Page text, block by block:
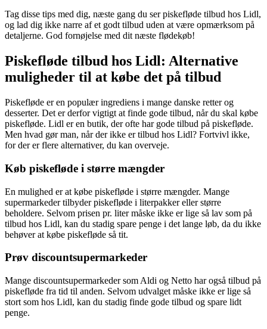
Tag disse tips med dig, næste gang du ser piskefløde tilbud hos Lidl,
og lad dig ikke narre af et godt tilbud uden at være opmærksom på
detaljerne. God fornøjelse med dit næste flødekøb!
Piskefløde tilbud hos Lidl: Alternative
muligheder til at købe det på tilbud
Piskefløde er en populær ingrediens i mange danske retter og
desserter. Det er derfor vigtigt at finde gode tilbud, når du skal købe
piskefløde. Lidl er en butik, der ofte har gode tilbud på piskefløde.
Men hvad gør man, når der ikke er tilbud hos Lidl? Fortvivl ikke,
for der er flere alternativer, du kan overveje.
Køb piskefløde i større mængder
En mulighed er at købe piskefløde i større mængder. Mange
supermarkeder tilbyder piskefløde i literpakker eller større
beholdere. Selvom prisen pr. liter måske ikke er lige så lav som på
tilbud hos Lidl, kan du stadig spare penge i det lange løb, da du ikke
behøver at købe piskefløde så tit.
Prøv discountsupermarkeder
Mange discountsupermarkeder som Aldi og Netto har også tilbud på
piskefløde fra tid til anden. Selvom udvalget måske ikke er lige så
stort som hos Lidl, kan du stadig finde gode tilbud og spare lidt
penge.